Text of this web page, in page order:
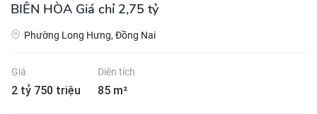
BIÊN HÒA Giá chỉ 2,75 tỷ
Phường Long Hưng, Đồng Nai
Giá
2 tỷ 750 triệu
Diện tích
85 m²